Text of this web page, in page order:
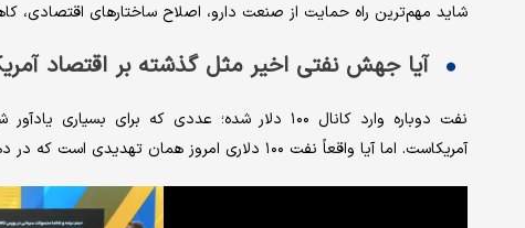
شاید مهم‌ترین راه حمایت از صنعت دارو، اصلاح ساختارهای
آیا جهش نفتی اخیر مثل گذشته بر اقتصاد
نفت دوباره وارد کانال ۱۰۰ دلار شده؛ عددی که
آمریکاست. اما آیا واقعاً نفت ۱۰۰ دلاری امروز همان تهدیدی است که در دهه ۷۰ میلادی اقتصاد آمریکا را فلج کرد؟